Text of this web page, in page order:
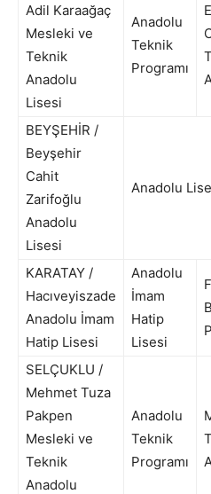
Adil Karaağaç
Mesleki ve
Teknik
Anadolu
Lisesi
Anadolu
Teknik
Programı
BEYŞEHİR /
Beyşehir
Cahit
Zarifoğlu
Anadolu
Lisesi
Anadolu
KARATAY /
Hacıveyiszade
Anadolu İmam
Hatip Lisesi
Anadolu
İmam
Hatip
Lisesi
SELÇUKLU /
Mehmet Tuza
Pakpen
Mesleki ve
Teknik
Anadolu
Anadolu
Teknik
Programı